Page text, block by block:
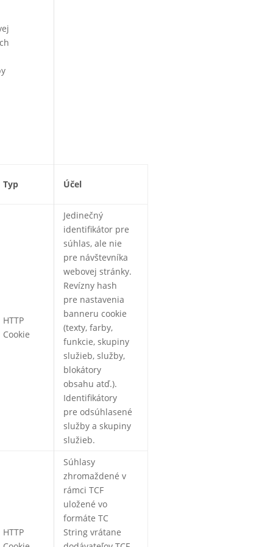
Typ Účel
HTTP
Cookie
Jedinečný
identifikátor pre
súhlas, ale nie
pre návštevníka
webovej stránky.
Revízny hash
pre nastavenia
banneru cookie
(texty, farby,
funkcie, skupiny
služieb, služby,
blokátory
obsahu atď.).
Identifikátory
pre odsúhlasené
služby a skupiny
služieb.
HTTP
Súhlasy
zhromaždené v
rámci TCF
uložené vo
formáte TC
String vrátane